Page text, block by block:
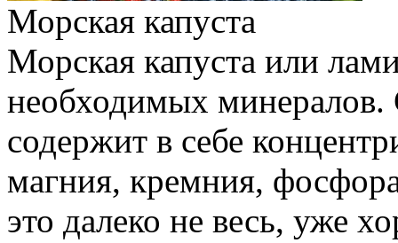
Морская капуста
Морская капуста или
необходимых
содержит в себе
магния, кремния,
это далеко не весь, уже